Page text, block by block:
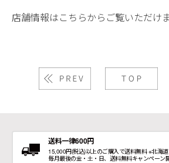
店舗情報はこちらからご覧いただけま
送料一律600円
15,000円(税込)以上のご購入で送料無料 ※北海
毎月最後の金・土・日、送料無料キャンペーン